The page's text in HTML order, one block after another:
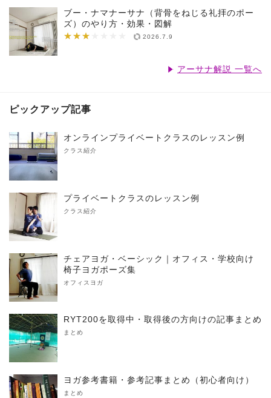
ブー・ナマナーサナ（背骨をねじる礼拝のポー
ズ）のやり方・効果・図解
★★★
★★★★★★★ 2026.7.9
アーサナ解説 一覧へ
ピックアップ記事
オンラインプライベートクラスのレッスン例
クラス紹介
プライベートクラスのレッスン例
クラス紹介
チェアヨガ・ベーシック｜オフィス・学校向け
椅子ヨガポーズ集
オフィスヨガ
RYT200を取得中・取得後の方向けの記事まとめ
まとめ
ヨガ参考書籍・参考記事まとめ（初心者向け）
まとめ